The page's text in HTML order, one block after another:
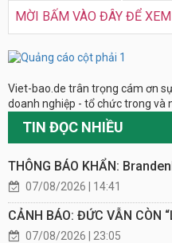
MỜI BẤM VÀO ĐÂY ĐỂ
Viet-bao.de trân trọng cám ơn
doanh nghiệp - tổ chức trong và
TIN ĐỌC NHIỀU
THÔNG BÁO KHẨN:
07/08/2026 | 14:41
CẢNH BÁO: ĐỨC VẪN CÒN
07/08/2026 | 23:05